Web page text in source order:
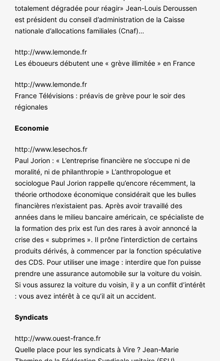
totalement dégradée pour réagir» Jean-Louis Deroussen
est président du conseil d’administration de la Caisse
nationale d’allocations familiales (Cnaf)…
http://www.lemonde.fr
Les éboueurs débutent une « grève illimitée » en France
http://www.lemonde.fr
France Télévisions : préavis de grève pour le soir des
régionales
Economie
http://www.lesechos.fr
Paul Jorion : « L’entreprise financière ne s’occupe ni de
moralité, ni de philanthropie » L’anthropologue et
sociologue Paul Jorion rappelle qu’encore récemment, la
théorie orthodoxe économique considérait que les bulles
financières n’existaient pas. Après avoir travaillé des
années dans le milieu bancaire américain, ce spécialiste de
la formation des prix est l’un des rares à avoir annoncé la
crise des « subprimes ». Il prône l’interdiction de certains
produits dérivés, à commencer par la fonction spéculative
des CDS. Pour utiliser une image : interdire que l’on puisse
prendre une assurance automobile sur la voiture du voisin.
Si vous assurez la voiture du voisin, il y a un conflit d’intérêt
: vous avez intérêt à ce qu’il ait un accident.
Syndicats
http://www.ouest-france.fr
Quelle place pour les syndicats à Vire ? Jean-Marie